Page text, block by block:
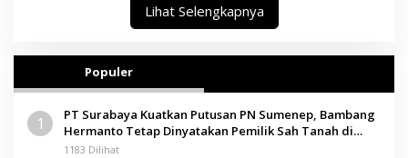
Lihat Selengkapnya
Populer
1
PT Surabaya Kuatkan Putusan PN Sumenep, Bambang
Hermanto Tetap Dinyatakan Pemilik Sah Tanah di
Pamolokan
1183 Dilihat